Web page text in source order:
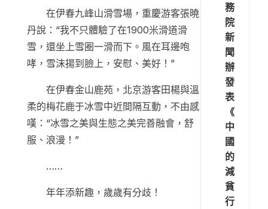
在伊春九峰山滑雪場，重慶游客張曉
丹說：“我不只體驗了在1900米滑道滑
雪，還坐上雪圈一滑而下。風在耳邊咆
哮，雪沫揚到臉上，安慰、美好！”
在伊春金山鹿苑，北京游客田楊與溫
柔的梅花鹿于冰雪中近間隔互動，不由感
嘆：“冰雪之美與生態之美完善融會，舒
服、浪漫！”
……
年年添新趣，歲歲有分歧！
務
院
新
聞
辦
發
表
《
中
國
的
減
貧
行